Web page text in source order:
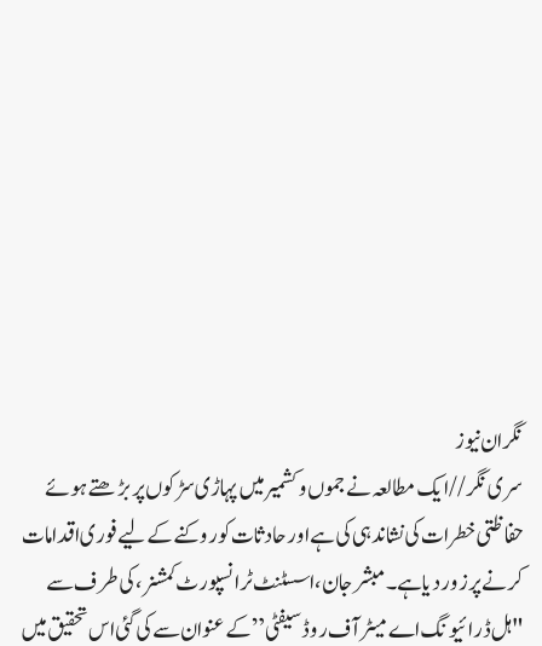
نگران نیوز
سری نگر// ایک مطالعہ نے جموں و کشمیر میں پہاڑی سڑکوں پر بڑھتے ہوئے
حفاظتی خطرات کی نشاندہی کی ہے اور حادثات کو روکنے کے لیے فوری اقدامات
کرنے پر زور دیا ہے۔مبشر جان، اسسٹنٹ ٹرانسپورٹ کمشنر، کی طرف سے
"ہل ڈرائیونگ اے میٹر آف روڈ سیفٹی” کے عنوان سے کی گئی اس تحقیق میں